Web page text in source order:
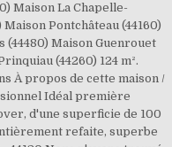
Maison La Chapelle-
Pontchâteau (44160)
(44480) Maison Guenrouet
(44260) 124 m².
À propos de cette maison /
Idéal première
d'une superficie de 100
refaite, superbe